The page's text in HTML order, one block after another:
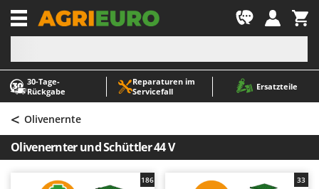
30‑Tage-
Rückgabe
Reparaturen im
Servicefall
Ersatzteile
-1
A
Abbeermaschinen - Traubenmühlen
Abfüllgeräte
Akku Gartenscheren
Akku Gras- und Strauchscheren
Akku-Stichsägen
A
ABAC
AgriEuro Premium
AgriEuro TOP-LINE
AGT
Aima
< Olivenernte
Olivenernter und Schüttler 44 V
186 33